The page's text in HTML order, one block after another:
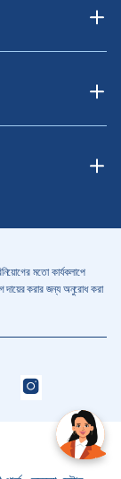
মতো কার্যকলাপে
করার জন্য অনুরোধ করা